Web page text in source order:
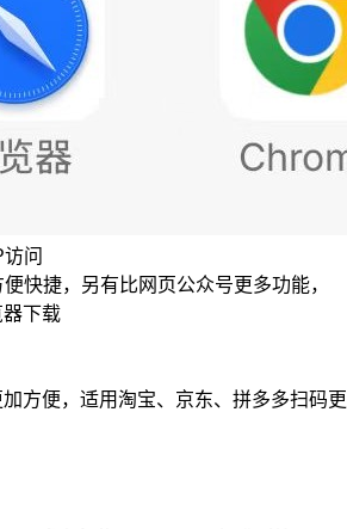
问
快捷，另有比网页公众号更多功能，
下载
方便，适用淘宝、京东、拼多多扫码更